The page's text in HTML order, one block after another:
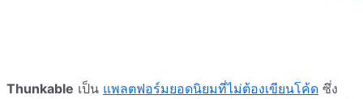
Thunkable เป็น แพลตฟอร์มยอดนิยมที่ไม่ต้องเขียนโค้ด ซึ่ง